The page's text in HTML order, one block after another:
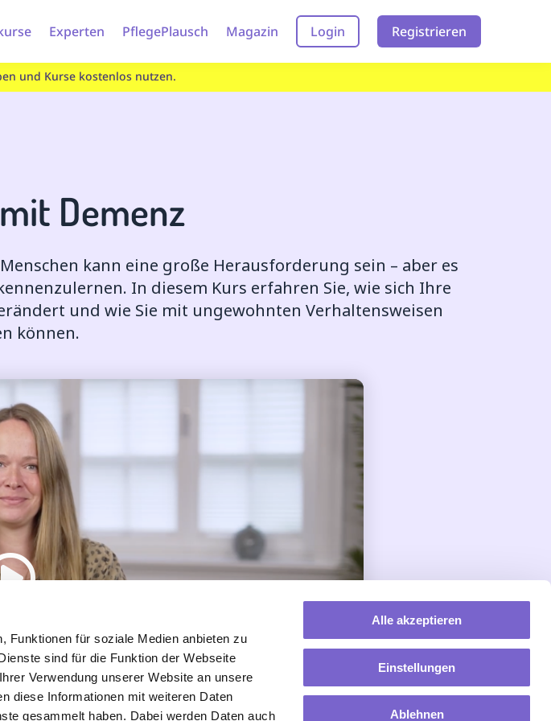
Funktionen für soziale Medien anbieten zu
sind für die Funktion der Webseite
Verwendung unserer Website an unsere
diese Informationen mit weiteren Daten
gesammelt haben. Dabei werden Daten auch
Alle akzeptieren
Einstellungen
Ablehnen
Experten PflegePlausch Magazin Login Registrieren
und Kurse kostenlos nutzen.
Demenz
kann eine große Herausforderung sein – aber es
In diesem Kurs erfahren Sie, wie sich Ihre
und wie Sie mit ungewohnten Verhaltensweisen
können.